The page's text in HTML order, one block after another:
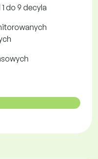
do 9 decyla